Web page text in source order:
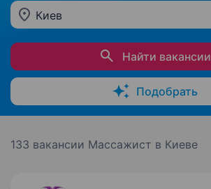
Киев
Найти вакансии
Подобрать
133 вакансии Массажист в Киеве